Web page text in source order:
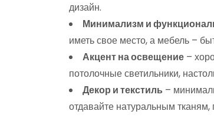
дизайн.
Минимализм и
иметь свое место, а мебель –
Акцент на освещение –
потолочные светильники,
Декор и текстиль –
отдавайте натуральным